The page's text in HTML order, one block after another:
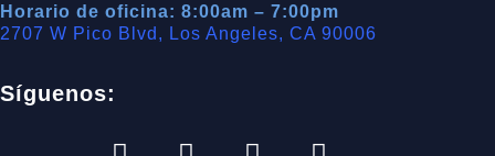
Horario de oficina: 8:00am – 7:00pm
2707 W Pico Blvd, Los Angeles, CA 90006
Síguenos: